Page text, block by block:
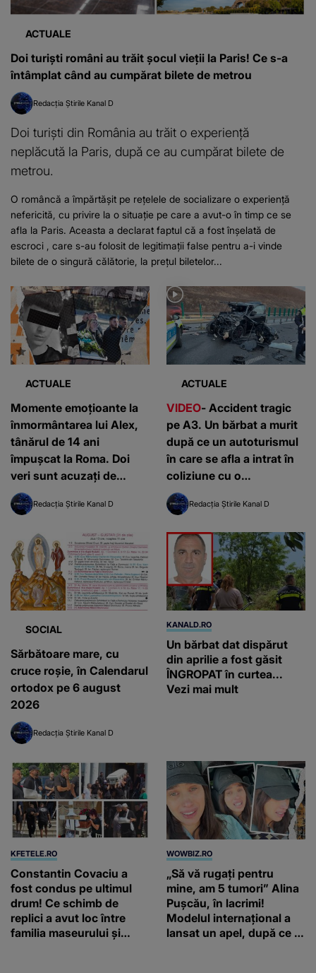
ACTUALE
Doi turiști români au trăit șocul vieții la Paris! Ce s-a
întâmplat când au cumpărat bilete de metrou
Redacția Știrile Kanal D
Doi turiști din România au trăit o experiență
neplăcută la Paris, după ce au cumpărat bilete de
metrou.
O româncă a împărtășit pe rețelele de socializare o experiență
nefericită, cu privire la o situație pe care a avut-o în timp ce se
afla la Paris. Aceasta a declarat faptul că a fost înșelată de
escroci , care s-au folosit de legitimații false pentru a-i vinde
bilete de o singură călătorie, la prețul biletelor...
ACTUALE
Momente emoțioante la
înmormântarea lui Alex,
tânărul de 14 ani
împușcat la Roma. Doi
veri sunt acuzați de
complicitate la omor
Redacția Știrile Kanal D
ACTUALE
VIDEO- Accident tragic
pe A3. Un bărbat a murit
după ce un autoturismul
în care se afla a intrat în
coliziune cu o
autoutilitară
Redacția Știrile Kanal D
SOCIAL
Sărbătoare mare, cu
cruce roșie, în Calendarul
ortodox pe 6 august
2026
Redacția Știrile Kanal D
KANALD.RO
Un bărbat dat dispărut
din aprilie a fost găsit
ÎNGROPAT în curtea...
Vezi mai mult
KFETELE.RO
Constantin Covaciu a
fost condus pe ultimul
drum! Ce schimb de
replici a avut loc între
familia maseurului și
WOWBIZ.RO
„Să vă rugați pentru
mine, am 5 tumori” Alina
Pușcău, în lacrimi!
Modelul internațional a
lansat un apel, după ce a